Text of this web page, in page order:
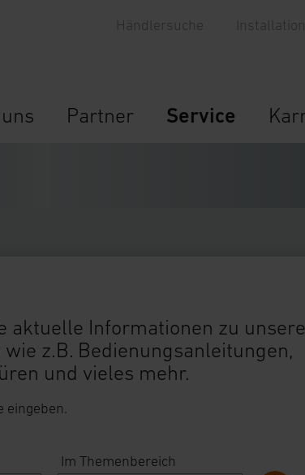
Partner Service
Händlersuche
aktuelle Informationen zu
z.B. Bedienungsanleitungen,
und vieles mehr.
eingeben.
Im Themenbereich